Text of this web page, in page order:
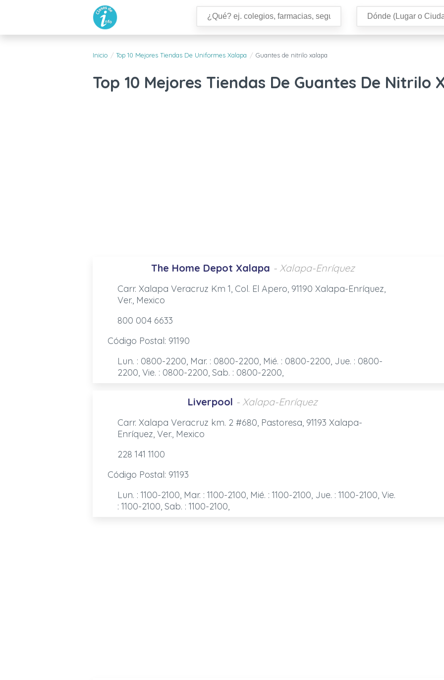
Inicio Top 10 Mejores Tiendas De Uniformes Xalapa Guantes de nitrilo xalapa
Top 10 Mejores Tiendas De Guantes De Nitrilo
The Home Depot Xalapa - Xalapa-Enríquez
Carr. Xalapa Veracruz Km 1, Col. El Apero, 91190 Xalapa-Enríquez,
Ver., Mexico
800 004 6633
Código Postal: 91190
Lun. : 0800-2200, Mar. : 0800-2200, Mié. : 0800-2200, Jue. : 0800-
2200, Vie. : 0800-2200, Sab. : 0800-2200,
Liverpool - Xalapa-Enríquez
Carr. Xalapa Veracruz km. 2 #680, Pastoresa, 91193 Xalapa-
Enríquez, Ver., Mexico
228 141 1100
Código Postal: 91193
Lun. : 1100-2100, Mar. : 1100-2100, Mié. : 1100-2100, Jue. : 1100-2100, Vie.
: 1100-2100, Sab. : 1100-2100,